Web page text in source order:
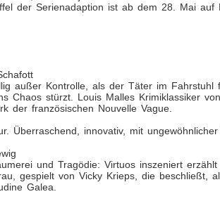
der Serienadaption ist ab dem 28. Mai auf
außer Kontrolle, als der Täter im Fahrstuhl
Chaos stürzt. Louis Malles Krimiklassiker
der französischen Nouvelle Vague.
Überraschend, innovativ, mit
und Tragödie: Virtuos inszeniert
gespielt von Vicky Krieps, die beschließt,
Galea.